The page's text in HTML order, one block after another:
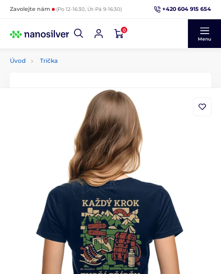
Zavolejte nám (Po 12-16:30, Út-Pá 9-16:30) +420 604 915 654
0
Menu
Úvod Trička